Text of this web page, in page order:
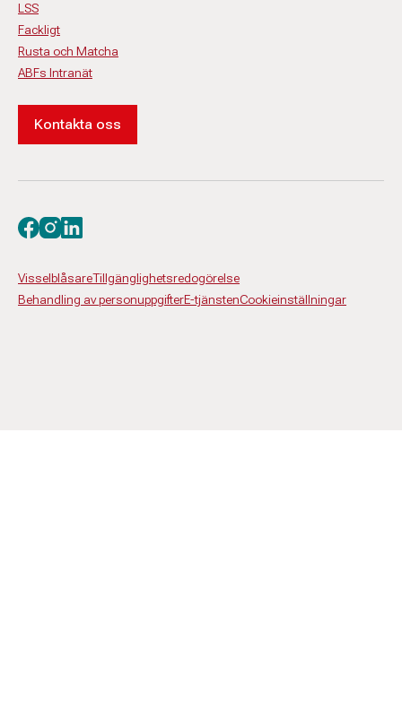
LSS
Fackligt
Rusta och Matcha
ABFs Intranät
Kontakta oss
VisselblåsareTillgänglighetsredogörelse
Behandling av personuppgifterE-tjänstenCookieinställningar
Besök oss på facebook
Besök oss på instagram
Besök oss på linkedin